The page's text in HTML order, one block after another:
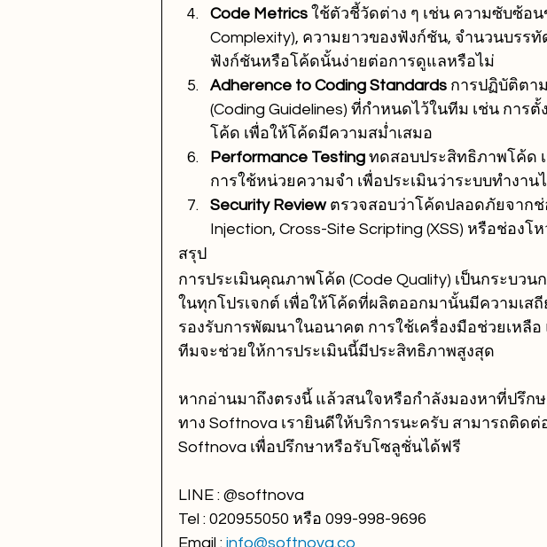
Code Metrics ใช้ตัวชี้วัดต่าง ๆ เช่น ความซับซ้อน
Complexity), ความยาวของฟังก์ชัน, จำนวนบรรทั
ฟังก์ชันหรือโค้ดนั้นง่ายต่อการดูแลหรือไม่
Adherence to Coding Standards การปฏิบัติตา
(Coding Guidelines) ที่กำหนดไว้ในทีม เช่น การ
โค้ด เพื่อให้โค้ดมีความสม่ำเสมอ
Performance Testing ทดสอบประสิทธิภาพโค้ด
การใช้หน่วยความจำ เพื่อประเมินว่าระบบทำงาน
Security Review ตรวจสอบว่าโค้ดปลอดภัยจากช่
Injection, Cross-Site Scripting (XSS) หรือช่อง
สรุป
การประเมินคุณภาพโค้ด (Code Quality) เป็นกระบวน
ในทุกโปรเจกต์ เพื่อให้โค้ดที่ผลิตออกมานั้นมีความเสถี
รองรับการพัฒนาในอนาคต การใช้เครื่องมือช่วยเหลื
ทีมจะช่วยให้การประเมินนี้มีประสิทธิภาพสูงสุด
หากอ่านมาถึงตรงนี้ แล้วสนใจหรือกำลังมองหาที่ปรึกษ
ทาง Softnova เรายินดีให้บริการนะครับ สามารถติดต่
Softnova เพื่อปรึกษาหรือรับโซลูชั่นได้ฟรี
LINE : @softnova
Tel : 020955050 หรือ 099-998-9696
Email : info@softnova.co